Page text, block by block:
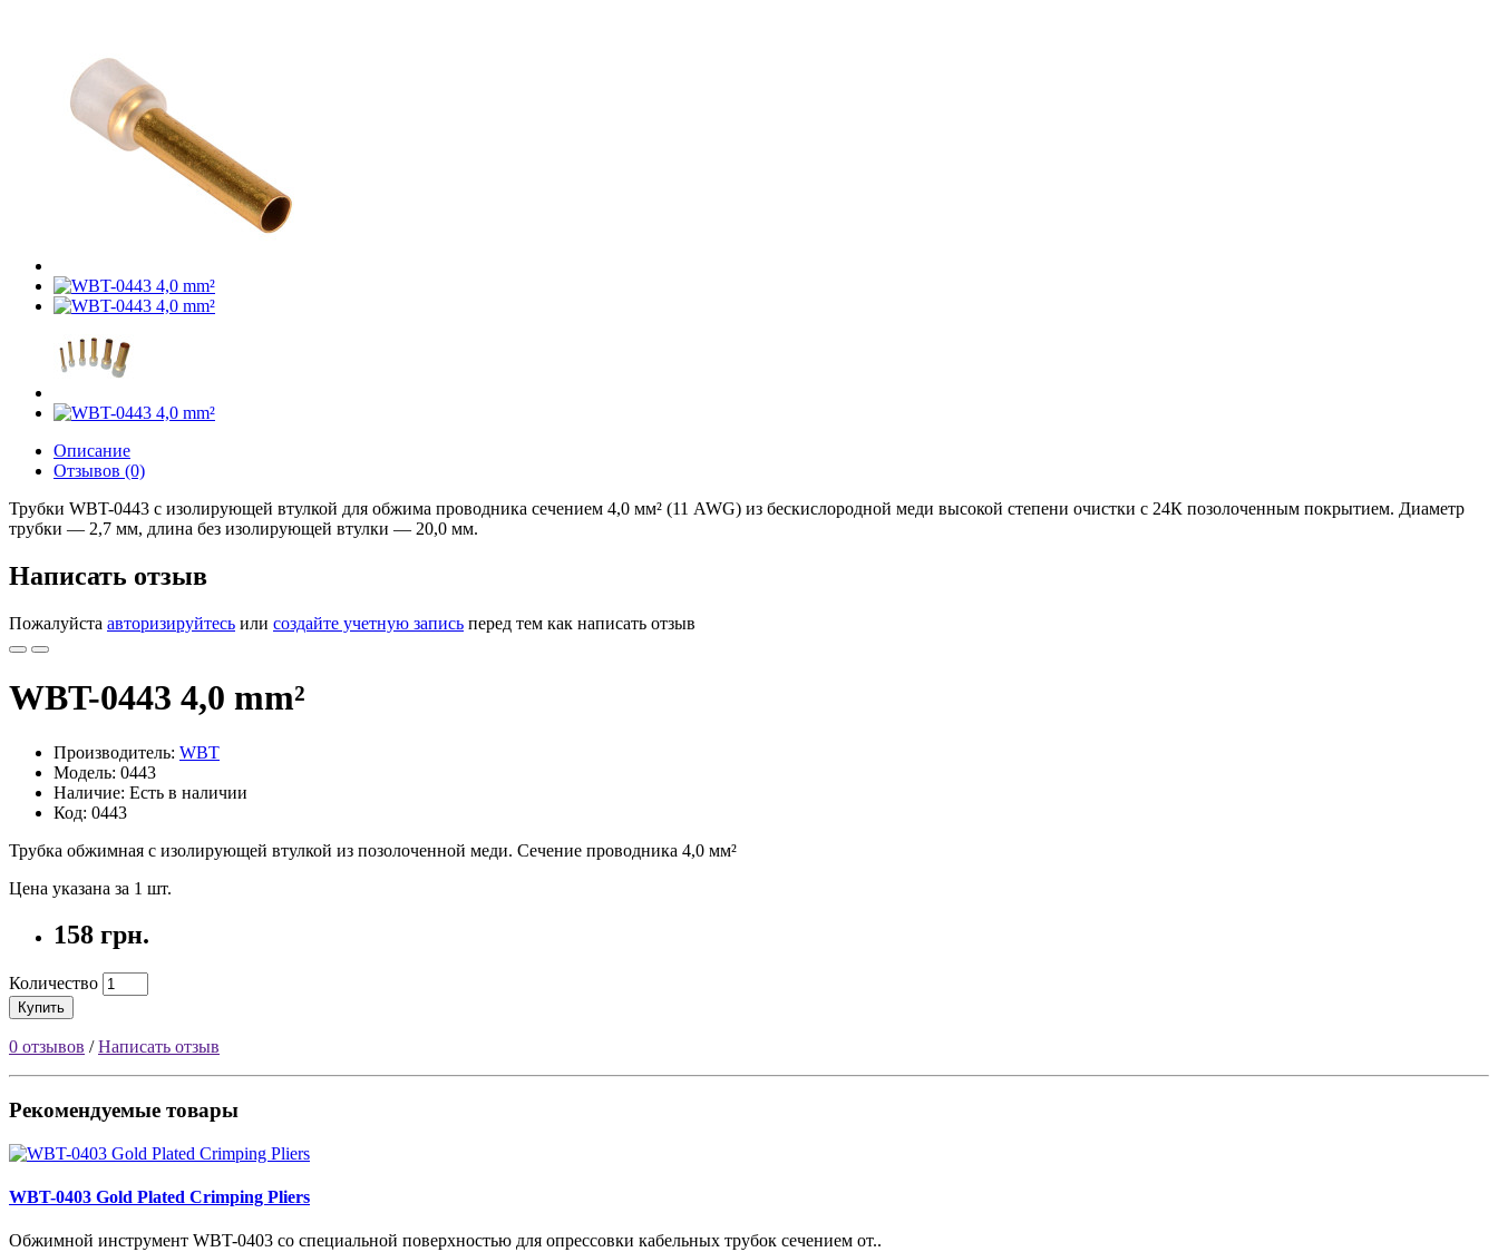
Описание
Отзывов (0)
Трубки WBT-0443 с изолирующей втулкой для обжима проводника сечением 4,0 мм² (11 AWG) из бескислородной меди высокой степени очистки с 24К позолоченным покрытием. Диаметр
трубки — 2,7 мм, длина без изолирующей втулки — 20,0 мм.
Написать отзыв
Пожалуйста авторизируйтесь или создайте учетную запись перед тем как написать отзыв
WBT-0443 4,0 mm²
Производитель: WBT
Модель: 0443
Наличие: Есть в наличии
Код: 0443
Трубка обжимная с изолирующей втулкой из позолоченной меди. Сечение проводника 4,0 мм²
Цена указана за 1 шт.
158 грн.
Количество
Купить
0 отзывов /Написать отзыв
Рекомендуемые товары
WBT-0403 Gold Plated Crimping Pliers
Обжимной инструмент WBT-0403 со специальной поверхностью для опрессовки кабельных трубок сечением от..